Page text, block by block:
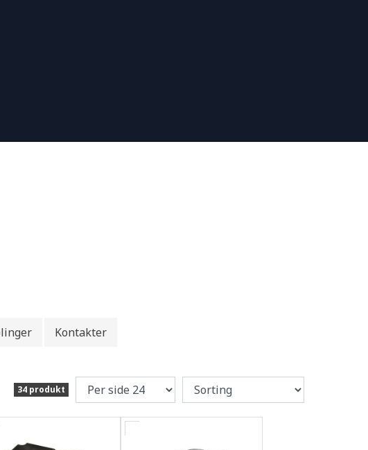
Kontakter
34 produkt